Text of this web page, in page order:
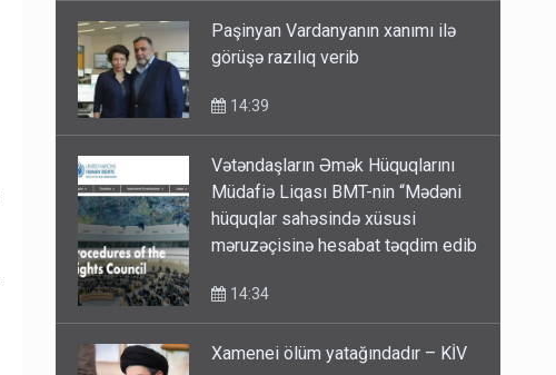
Paşinyan Vardanyanın xanımı ilə
görüşə razılıq verib
14:39
Vətəndaşların Əmək Hüquqlarını
Müdafiə Liqası BMT-nin “Mədəni
hüquqlar sahəsində xüsusi
məruzəçisinə hesabat təqdim edib
14:34
Xamenei ölüm yatağındadır – KİV